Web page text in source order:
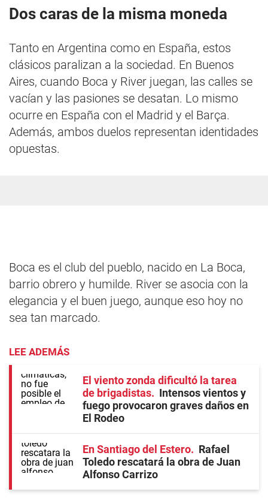
Dos caras de la misma moneda
Tanto en Argentina como en España, estos
clásicos paralizan a la sociedad. En Buenos
Aires, cuando Boca y River juegan, las calles se
vacían y las pasiones se desatan. Lo mismo
ocurre en España con el Madrid y el Barça.
Además, ambos duelos representan identidades
opuestas.
Boca es el club del pueblo, nacido en La Boca,
barrio obrero y humilde. River se asocia con la
elegancia y el buen juego, aunque eso hoy no
sea tan marcado.
LEE ADEMÁS
El viento zonda dificultó la tarea
de brigadistas
Intensos vientos y
fuego provocaron graves daños en
El Rodeo
En Santiago del Estero
Rafael
Toledo rescatará la obra de Juan
Alfonso Carrizo